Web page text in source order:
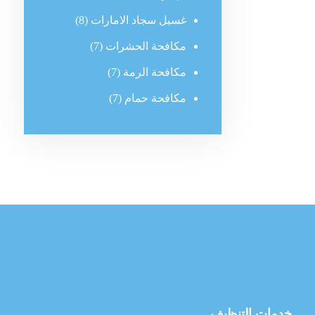
غسيل سجاد الامارات (8)
مكافحة الحشرات (7)
مكافحة الرمة (7)
مكافحة حمام (7)